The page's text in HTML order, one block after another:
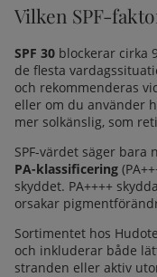
Vilken SPF-
SPF 30 blockerar cirka
de flesta
och rekommenderas
eller om du använder
mer solkänslig, som
SPF-värdet säger bara
PA-klassificering
skyddet. PA++++
orsakar
Sortimentet hos
och inkluderar både
stranden eller aktiv